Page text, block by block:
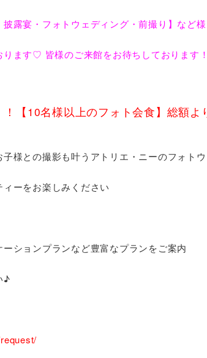
露宴・フォトウェディング・前撮り】など
ります♡ 皆様のご来館をお待ちしておりま
【10名様以上のフォト会食】総額
様との撮影も叶うアトリエ・ニーのフォト
ーをお楽しみください
ションプランなど豊富なプランをご案内
♪